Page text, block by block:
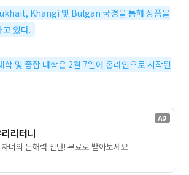
Khangi 및 Bulgan 국경을 통해 상품을
있다.
학 및 종합 대학은 2월 7일에 온라인으로 시작된
AD
리터니
녀의 문해력 진단! 무료로 받아보세요.